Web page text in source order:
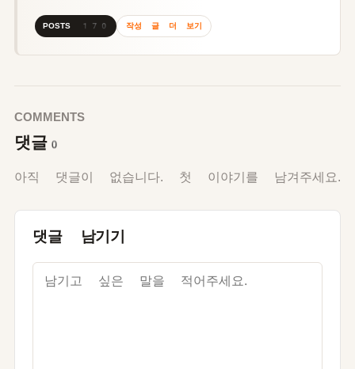
POSTS 170 작성 글 더 보기
COMMENTS
댓글 0
아직 댓글이 없습니다. 첫 이야기를 남겨주세요.
댓글 남기기